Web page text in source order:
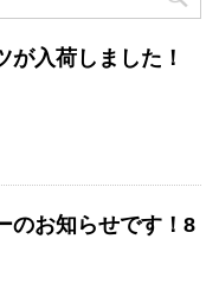
が入荷しました！
のお知らせです！8